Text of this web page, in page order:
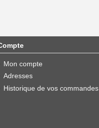
Mon compte
Adresses
Historique de vos commandes